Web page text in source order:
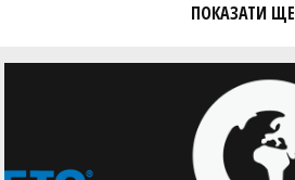
ПОКАЗАТИ ЩЕ